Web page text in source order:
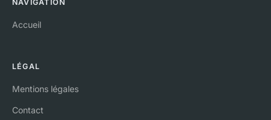
NAVIGATION
Accueil
LÉGAL
Mentions légales
Contact